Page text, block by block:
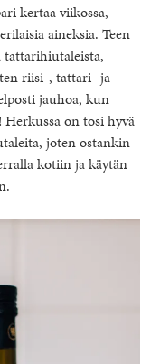
kertaa viikossa,
aineksia. Teen
riisi-, tattari- ja
jauhoa, kun
on tosi hyvä
joten ostankin
kotiin ja käytän